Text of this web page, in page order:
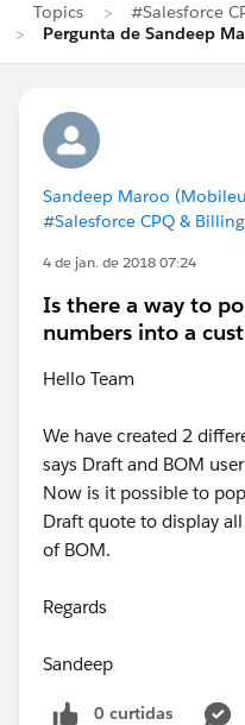
Topics
#Salesforce
Pergunta de Sandeep
Sandeep Maroo
#Salesforce CPQ & Billing
4 de jan. de 2018 07:24
Is there a way to
numbers into a
Hello Team
We have created 2
says Draft and BOM
Now is it possible to
Draft quote to display
of BOM.
Regards
Sandeep
0 curtidas